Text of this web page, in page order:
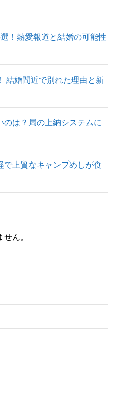
！熱愛報道と結婚の可能性
結婚間近で別れた理由と新
のは？局の上納システムに
で上質なキャンプめしが食
ん。